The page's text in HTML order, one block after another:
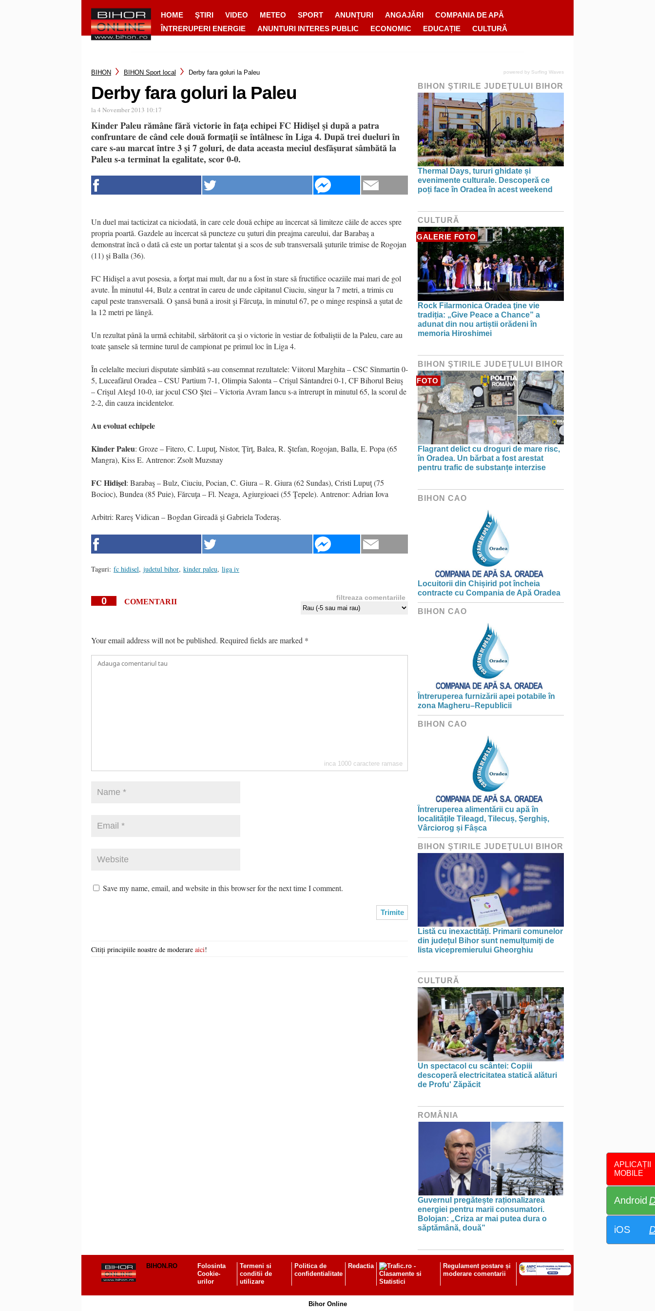
HOME ŞTIRI VIDEO METEO SPORT ANUNȚURI ANGAJĂRI
COMPANIA DE APĂ
ÎNTRERUPERI ENERGIE
ANUNTURI INTERES PUBLIC ECONOMIC EDUCAȚIE CULTURĂ
APLICAȚII
MOBILE
Android
iOS
BIHON BIHON Sport local Derby fara goluri la Paleu
Derby fara goluri la Paleu
la 4 November 2013 10:17
Kinder Paleu rămâne fără victorie în faţa echipei FC Hidişel şi după a patra
confruntare de când cele două formaţii se întâlnesc în Liga 4. După trei dueluri în
care s-au marcat între 3 şi 7 goluri, de data aceasta meciul desfăşurat sâmbătă la
Paleu s-a terminat la egalitate, scor 0-0.
Un duel mai tacticizat ca niciodată, în care cele două echipe au încercat să limiteze căile de acces spre
propria poartă. Gazdele au încercat să puncteze cu şuturi din preajma careului, dar Barabaş a
demonstrat încă o dată că este un portar talentat şi a scos de sub transversală şuturile trimise de Rogojan
(11) şi Balla (36).
FC Hidişel a avut posesia, a forţat mai mult, dar nu a fost în stare să fructifice ocaziile mai mari de gol
avute. În minutul 44, Bulz a centrat în careu de unde căpitanul Ciuciu, singur la 7 metri, a trimis cu
capul peste transversală. O şansă bună a irosit şi Fărcuţa, în minutul 67, pe o minge respinsă a şutat de
la 12 metri pe lângă.
Un rezultat până la urmă echitabil, sărbătorit ca şi o victorie în vestiar de fotbaliştii de la Paleu, care au
toate şansele să termine turul de campionat pe primul loc în Liga 4.
În celelalte meciuri disputate sâmbătă s-au consemnat rezultatele: Viitorul Marghita – CSC Sînmartin 0-
5, Luceafărul Oradea – CSU Partium 7-1, Olimpia Salonta – Crişul Sântandrei 0-1, CF Bihorul Beiuş
– Crişul Aleşd 10-0, iar jocul CSO Ştei – Victoria Avram Iancu s-a întrerupt în minutul 65, la scorul de
2-2, din cauza incidentelor.
Au evoluat echipele
Kinder Paleu: Groze – Fitero, C. Lupuţ, Nistor, Ţîrţ, Balea, R. Ştefan, Rogojan, Balla, E. Popa (65
Mangra), Kiss E. Antrenor: Zsolt Muzsnay
FC Hidişel: Barabaş – Bulz, Ciuciu, Pocian, C. Giura – R. Giura (62 Sundas), Cristi Lupuţ (75
Bocioc), Bundea (85 Puie), Fărcuţa – Fl. Neaga, Agiurgioaei (55 Ţepele). Antrenor: Adrian Iova
Arbitri: Rareş Vidican – Bogdan Gireadă şi Gabriela Toderaş.
Taguri: fc hidisel, judetul bihor, kinder paleu, liga iv
0 COMENTARII filtreaza comentariile
Your email address will not be published. Required fields are marked *
inca 1000 caractere ramase
Save my name, email, and website in this browser for the next time I comment.
Citiți principiile noastre de moderare aici!
powered by Surfing Waves
BIHON ŞTIRILE JUDEŢULUI BIHOR
Thermal Days, tururi ghidate și
evenimente culturale. Descoperă ce
poți face în Oradea în acest weekend
CULTURĂ
GALERIE FOTO
Rock Filarmonica Oradea ţine vie
tradiția: „Give Peace a Chance” a
adunat din nou artiștii orădeni în
memoria Hiroshimei
BIHON ŞTIRILE JUDEŢULUI BIHOR
FOTO
Flagrant delict cu droguri de mare risc,
în Oradea. Un bărbat a fost arestat
pentru trafic de substanțe interzise
BIHON CAO
Locuitorii din Chișirid pot încheia
contracte cu Compania de Apă Oradea
BIHON CAO
Întreruperea furnizării apei potabile în
zona Magheru–Republicii
BIHON CAO
Întreruperea alimentării cu apă în
localitățile Tileagd, Tilecuș, Șerghiș,
Vârciorog și Fâșca
BIHON ŞTIRILE JUDEŢULUI BIHOR
Listă cu inexactități. Primarii comunelor
din județul Bihor sunt nemulțumiți de
lista vicepremierului Gheorghiu
CULTURĂ
Un spectacol cu scântei: Copiii
descoperă electricitatea statică alături
de Profu' Zăpăcit
ROMÂNIA
Guvernul pregătește raționalizarea
energiei pentru marii consumatori.
Bolojan: „Criza ar mai putea dura o
săptămână, două”
BIHON.RO
Folosinta
Cookie-
urilor
Termeni si
conditii de
utilizare
Politica de
confidentialitate
Redactia
Regulament postare și
moderare comentarii
Bihor Online